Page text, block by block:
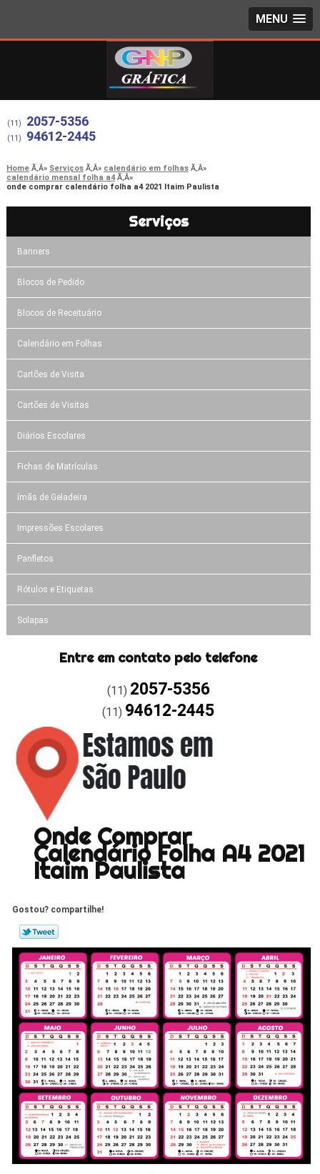
MENU
(11) 2057-5356
(11) 94612-2445
Home Serviços
calendário em folhas
calendário mensal folha a4
onde comprar calendário folha a4 2021 Itaim Paulista
Serviços
Banners
Blocos de Pedido
Blocos de Receituário
Calendário em Folhas
Cartões de Visita
Cartões de Visitas
Diários Escolares
Fichas de Matrículas
ímãs de Geladeira
Impressões Escolares
Panfletos
Rótulos e Etiquetas
Solapas
Entre em contato pelo telefone
(11) 2057-5356
(11) 94612-2445
Onde Comprar
Calendário Folha A4 2021
Itaim Paulista
Gostou? compartilhe!